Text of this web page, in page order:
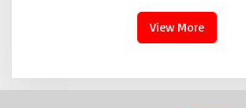
View More